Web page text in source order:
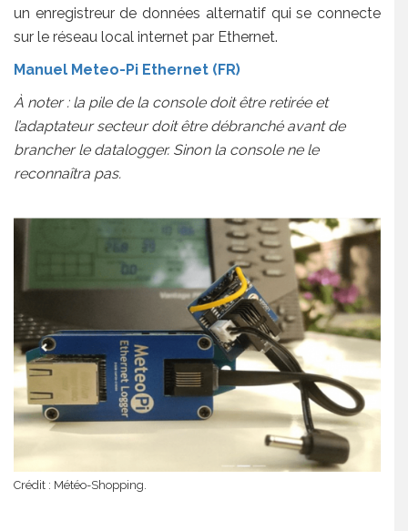
un enregistreur de données alternatif qui se connecte
sur le réseau local internet par Ethernet.
Manuel Meteo-Pi Ethernet (FR)
À noter : la pile de la console doit être retirée et
l’adaptateur secteur doit être débranché avant de
brancher le datalogger. Sinon la console ne le
reconnaîtra pas.
Crédit : Météo-Shopping.